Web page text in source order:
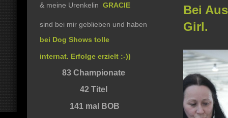
Bei
Girl.
& meine Urenkelin GRACIE
sind bei mir geblieben und haben
bei Dog Shows tolle
internat. Erfolge erzielt :-))
83 Championate
42 Titel
141 mal BOB